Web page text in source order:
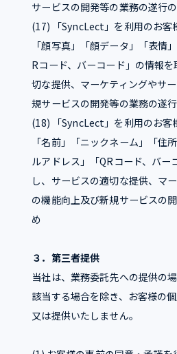
サービスの開発等の業務の遂行
(17) 「SyncLect」を利用のお客
「顔写真」「顔データ」「表情
Rコード、バーコード」の情報
切な提供、マーケティングやサ
規サービスの開発等の業務の遂
(18) 「SyncLect」を利用のお客
「名前」「ニックネーム」「住
ルアドレス」「QRコード、バー
し、サービスの適切な提供、マ
の機能向上及び新規サービスの
め
３．第三者提供
当社は、業務委託先への提供の
該当する場合を除き、お客様の
又は提供いたしません。